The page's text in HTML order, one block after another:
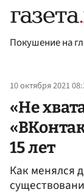
Покушение на
10 октября 2021
«Не
15 лет
Как менялся